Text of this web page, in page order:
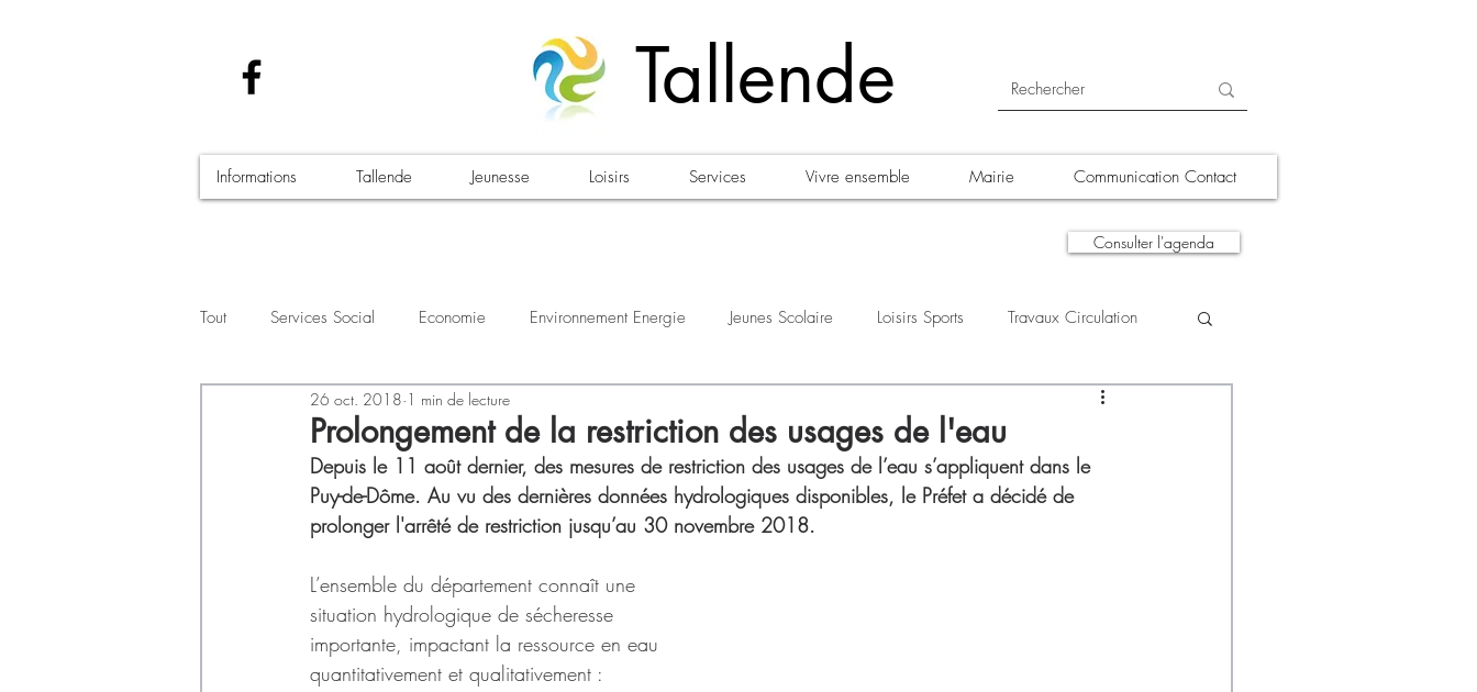
Tallende
Informations Tallende Jeunesse Loisirs Services Vivre ensemble Mairie Communication Contact
Consulter l'agenda
Tout Services Social Economie Environnement Energie Jeunes Scolaire Loisirs Sports Travaux Circulation
Santé - Covid-19 Culture Manifestations A la une
Prolongement de la restriction des usages de l'eau
26 oct. 2018 1 min de lecture
Depuis le 11 août dernier, des mesures de restriction des usages de l’eau s’appliquent dans le
Puy-de-Dôme. Au vu des dernières données hydrologiques disponibles, le Préfet a décidé de
prolonger l'arrêté de restriction jusqu’au 30 novembre 2018.
L’ensemble du département connaît une
situation hydrologique de sécheresse
importante, impactant la ressource en eau
quantitativement et qualitativement :